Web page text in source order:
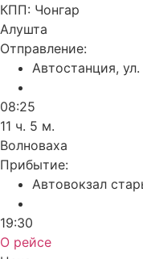
КПП: Чонгар
Алушта
Отправление:
Автостанция,
08:25
11 ч. 5 м.
Волноваха
Прибытие:
Автовокзал
19:30
О рейсе